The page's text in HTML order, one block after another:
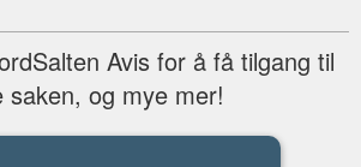
Avis for å få tilgang til
saken, og mye mer!